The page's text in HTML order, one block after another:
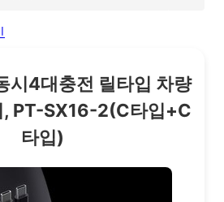
시4대충전 릴타입 차량
, PT-SX16-2(C타입+C
타입)